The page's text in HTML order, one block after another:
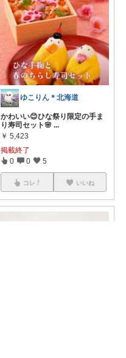
ゆこりん＊北海道
かわいい😊ひな祭り限定の手ま
り寿司セット🌸 ...
￥ 5,423
掲載終了
0 0 5
コレ いいね